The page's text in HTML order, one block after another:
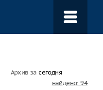
Архив засегодня
найдено: 94